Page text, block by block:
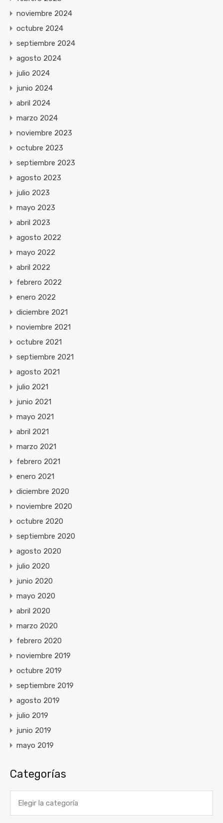
noviembre 2024
octubre 2024
septiembre 2024
agosto 2024
julio 2024
junio 2024
abril 2024
marzo 2024
noviembre 2023
octubre 2023
septiembre 2023
agosto 2023
julio 2023
mayo 2023
abril 2023
agosto 2022
mayo 2022
abril 2022
febrero 2022
enero 2022
diciembre 2021
noviembre 2021
octubre 2021
septiembre 2021
agosto 2021
julio 2021
junio 2021
mayo 2021
abril 2021
marzo 2021
febrero 2021
enero 2021
diciembre 2020
noviembre 2020
octubre 2020
septiembre 2020
agosto 2020
julio 2020
junio 2020
mayo 2020
abril 2020
marzo 2020
febrero 2020
noviembre 2019
octubre 2019
septiembre 2019
agosto 2019
julio 2019
junio 2019
mayo 2019
Categorías